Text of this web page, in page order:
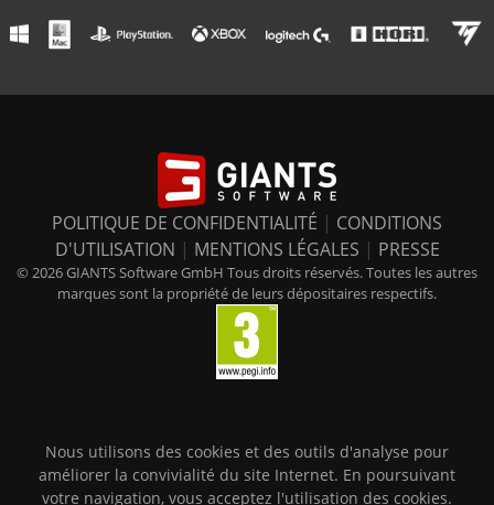
POLITIQUE DE CONFIDENTIALITÉ | CONDITIONS
D'UTILISATION | MENTIONS LÉGALES | PRESSE
© 2026 GIANTS Software GmbH Tous droits réservés. Toutes les autres
marques sont la propriété de leurs dépositaires respectifs.
Nous utilisons des cookies et des outils d'analyse pour
améliorer la convivialité du site Internet. En poursuivant
votre navigation, vous acceptez l'utilisation des cookies.